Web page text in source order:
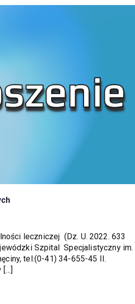
leczniczej (Dz. U. 2022. 633
Szpital Specjalistyczny im.
tel:(0-41) 34-655-45 II.
[…]